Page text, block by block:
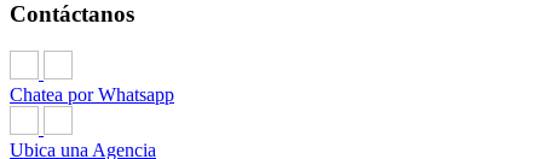
Contáctanos
Chatea por Whatsapp
Ubica una Agencia